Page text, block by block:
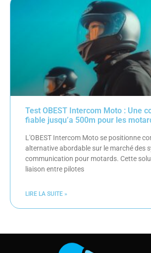
Test OBEST Intercom Moto : Une
fiable jusqu’a 500m pour les
L'OBEST Intercom Moto se positionne
alternative abordable sur le marché des
communication pour motards. Cette
liaison entre pilotes
LIRE LA SUITE »